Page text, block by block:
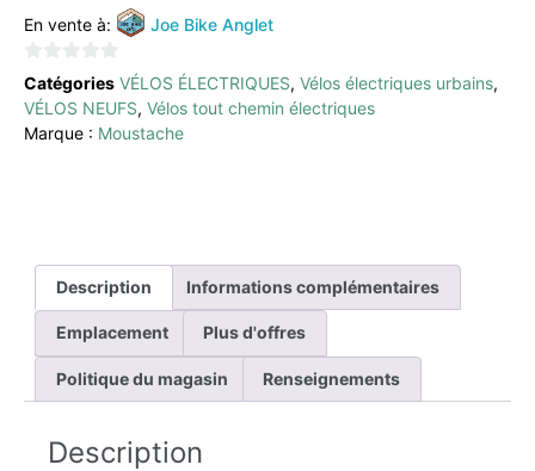
En vente à: Joe Bike Anglet
0
sur
5
Catégories VÉLOS ÉLECTRIQUES, Vélos électriques urbains,
VÉLOS NEUFS, Vélos tout chemin électriques
Marque : Moustache
Description Informations complémentaires
Emplacement Plus d'offres
Politique du magasin Renseignements
Description